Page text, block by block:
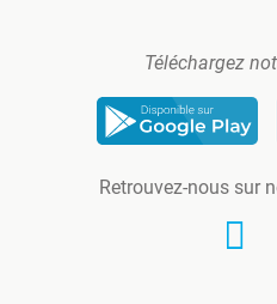
Téléchargez
Retrouvez-nous sur